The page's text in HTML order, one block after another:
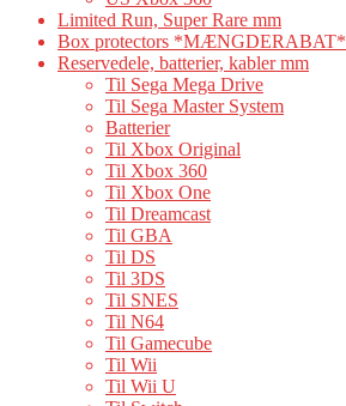
Limited Run, Super Rare mm
Box protectors *MÆNGDERABAT*
Reservedele, batterier, kabler mm
Til Sega Mega Drive
Til Sega Master System
Batterier
Til Xbox Original
Til Xbox 360
Til Xbox One
Til Dreamcast
Til GBA
Til DS
Til 3DS
Til SNES
Til N64
Til Gamecube
Til Wii
Til Wii U